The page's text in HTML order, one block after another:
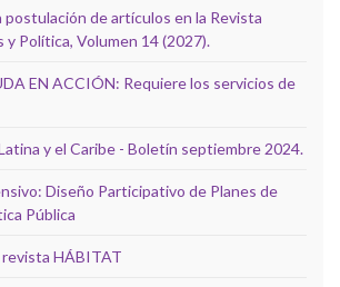
postulación de artículos en la Revista
y Política, Volumen 14 (2027).
EN ACCIÓN: Requiere los servicios de
y el Caribe - Boletín septiembre 2024.
Diseño Participativo de Planes de
Pública
revista HÁBITAT